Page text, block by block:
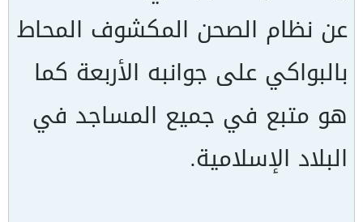
عن نظام الصحن المكشوف المحاط
بالبواكي على جوانبه الأربعة كما
هو متبع في جميع المساجد في
البلاد الإسلامية.